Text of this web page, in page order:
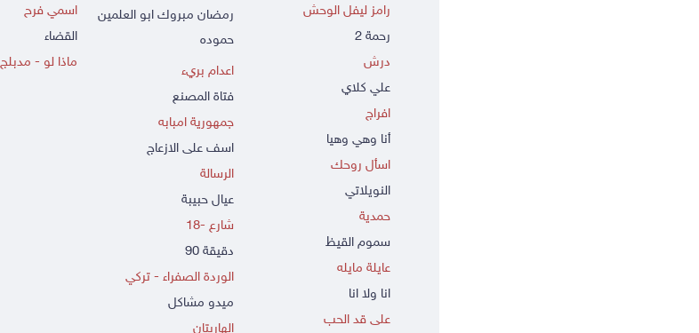
رامز ليفل الوحش
رحمة 2
درش
علي كلاي
افراج
أنا وهي وهيا
اسأل روحك
النويلاتي
حمدية
سموم القيظ
عايلة مايله
انا ولا انا
على قد الحب
رمضان مبروك ابو العلمين
حموده
اعدام بريء
فتاة المصنع
جمهورية امبابه
اسف على الازعاج
الرسالة
عيال حبيبة
شارع -18
دقيقة 90
الوردة الصفراء - تركي
ميدو مشاكل
الهاربتان
اسمي فرح
القضاء
ماذا لو - مدبلج